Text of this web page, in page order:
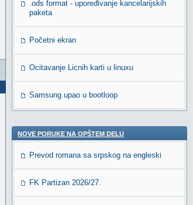
.ods format - upoređivanje kancelarijskih
paketa
Početni ekran
Ocitavanje Licnih karti u linuxu
Samsung upao u bootloop
NOVE PORUKE NA OPŠTEM DELU
Prevod romana sa srpskog na engleski
FK Partizan 2026/27.